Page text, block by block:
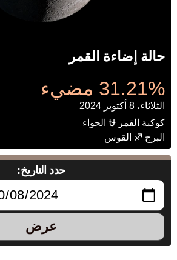
حالة إضاءة القمر
31.21% مضيء
الثلاثاء، 8 أكتوبر 2024
كوكبة القمر ⛎ الحواء
البرج ♐ القوس
حدد التاريخ:
عرض